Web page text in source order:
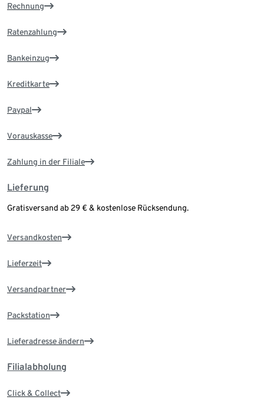
Rechnung
Ratenzahlung
Bankeinzug
Kreditkarte
Paypal
Vorauskasse
Zahlung in der Filiale
Lieferung
Gratisversand ab 29 € & kostenlose Rücksendung.
Versandkosten
Lieferzeit
Versandpartner
Packstation
Lieferadresse ändern
Filialabholung
Click & Collect